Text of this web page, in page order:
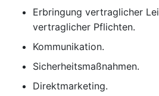
Erbringung vertraglicher
vertraglicher Pflichten.
Kommunikation.
Sicherheitsmaßnahmen.
Direktmarketing.